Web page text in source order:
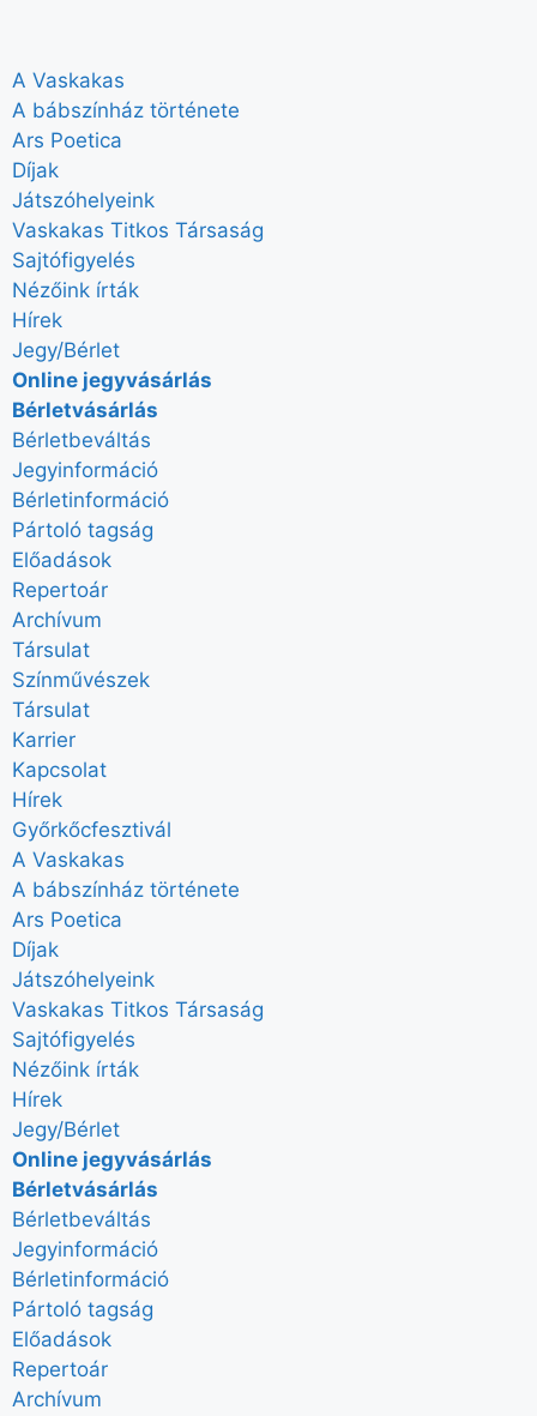
A Vaskakas
A bábszínház története
Ars Poetica
Díjak
Játszóhelyeink
Vaskakas Titkos Társaság
Sajtófigyelés
Nézőink írták
Hírek
Jegy/Bérlet
Online jegyvásárlás
Bérletvásárlás
Bérletbeváltás
Jegyinformáció
Bérletinformáció
Pártoló tagság
Előadások
Repertoár
Archívum
Társulat
Színművészek
Társulat
Karrier
Kapcsolat
Hírek
Győrkőcfesztivál
A Vaskakas
A bábszínház története
Ars Poetica
Díjak
Játszóhelyeink
Vaskakas Titkos Társaság
Sajtófigyelés
Nézőink írták
Hírek
Jegy/Bérlet
Online jegyvásárlás
Bérletvásárlás
Bérletbeváltás
Jegyinformáció
Bérletinformáció
Pártoló tagság
Előadások
Repertoár
Archívum